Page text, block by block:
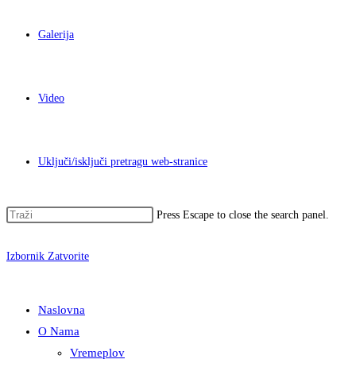
Galerija
Video
Uključi/isključi pretragu web-stranice
Press Escape to close the search panel.
Izbornik Zatvorite
Naslovna
O Nama
Vremeplov